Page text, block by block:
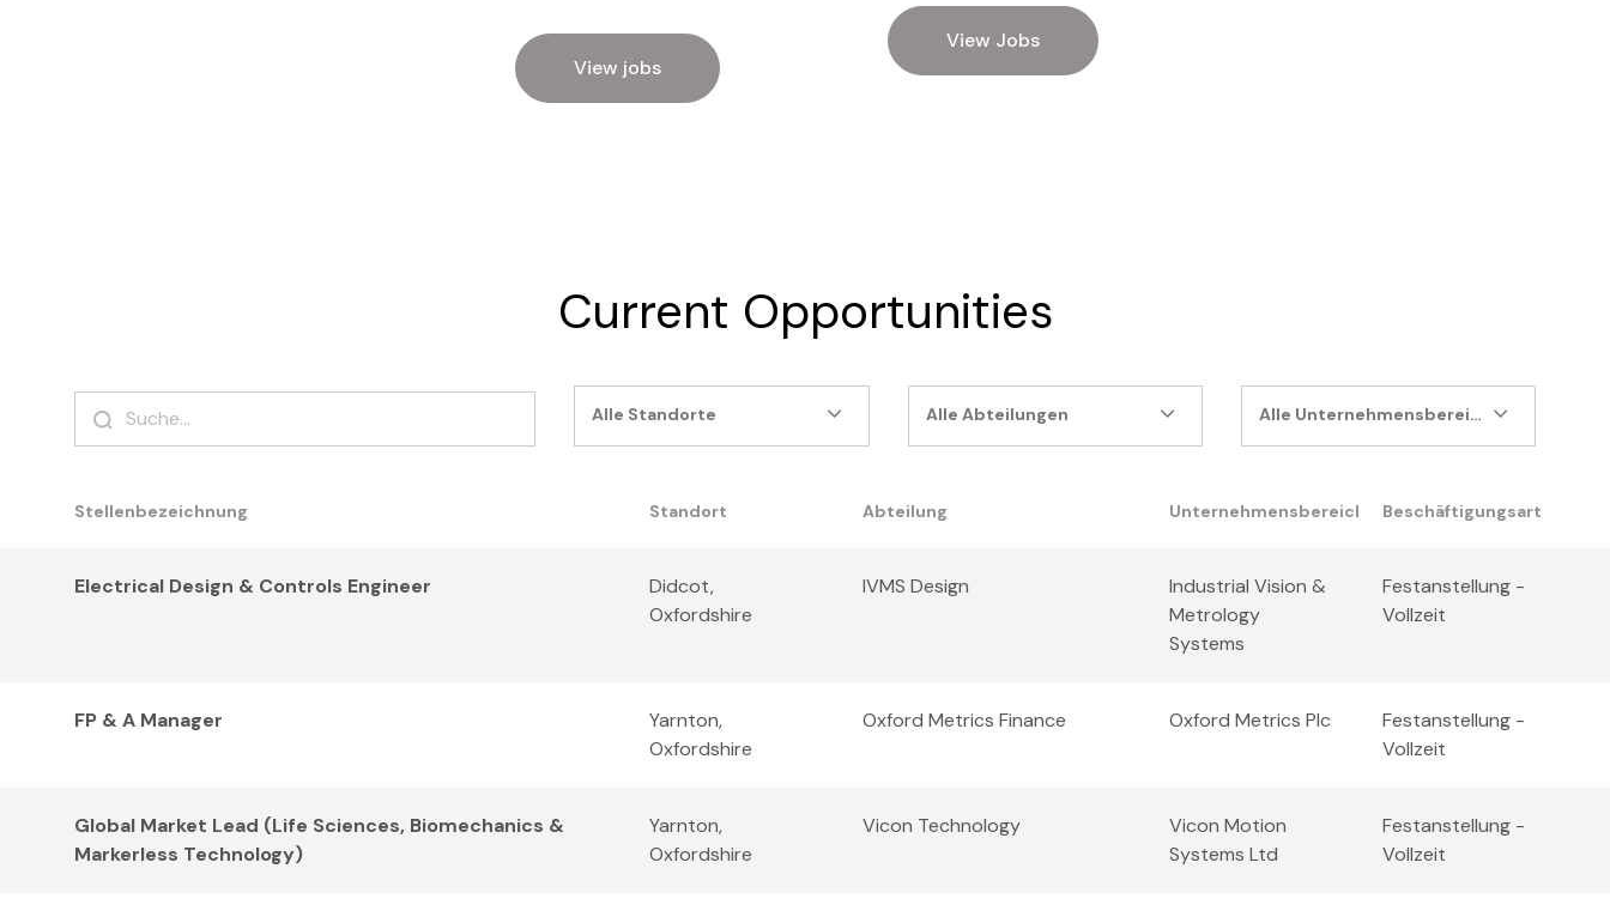
View jobs
View Jobs
Current Opportunities
Alle Standorte Alle Abteilungen Alle Unternehmensbereiche
Stellenbezeichnung Standort Abteilung Unternehmensbereich Beschäftigungsart
Electrical Design & Controls Engineer
Didcot,
Oxfordshire
IVMS Design
Industrial Vision &
Metrology
Systems
Festanstellung -
Vollzeit
FP & A Manager
Yarnton,
Oxfordshire
Oxford Metrics Finance Oxford Metrics Plc
Festanstellung -
Vollzeit
Global Market Lead (Life Sciences, Biomechanics &
Markerless Technology)
Yarnton,
Oxfordshire
Vicon Technology
Vicon Motion
Systems Ltd
Festanstellung -
Vollzeit